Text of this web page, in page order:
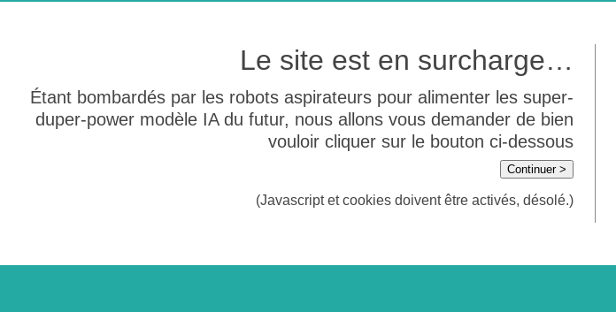
Le site est en surcharge…
Étant bombardés par les robots aspirateurs pour alimenter les super-
duper-power modèle IA du futur, nous allons vous demander de bien
vouloir cliquer sur le bouton ci-dessous
Continuer >
(Javascript et cookies doivent être activés, désolé.)